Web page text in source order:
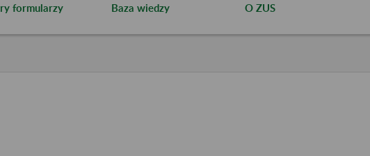
formularzy Baza wiedzy O ZUS